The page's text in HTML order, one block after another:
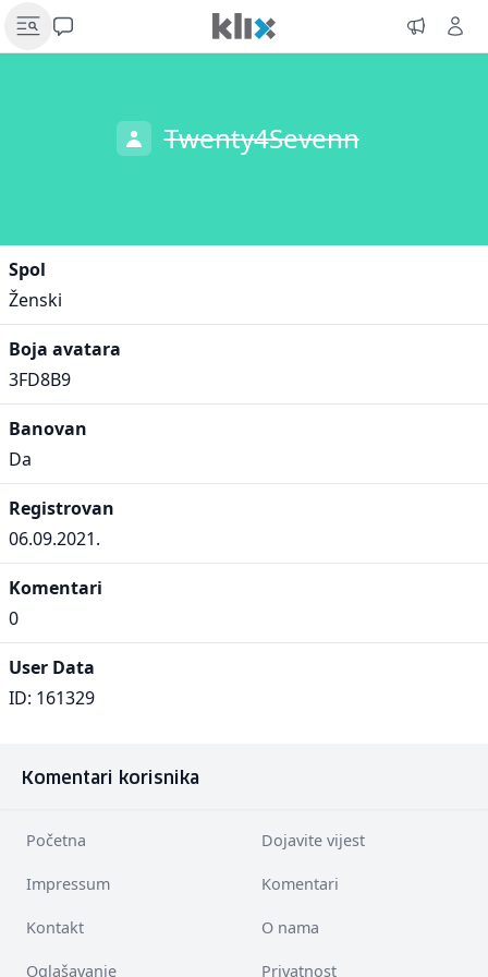
Twenty4Sevenn
Spol
Ženski
Boja avatara
3FD8B9
Banovan
Da
Registrovan
06.09.2021.
Komentari
0
User Data
ID: 161329
Komentari korisnika
Početna Dojavite vijest
Impressum Komentari
Kontakt O nama
Oglašavanje Privatnost